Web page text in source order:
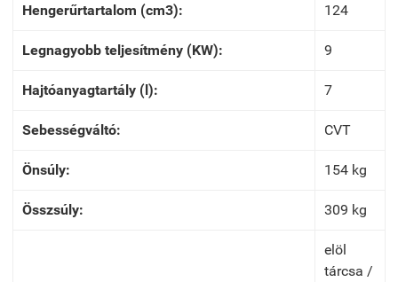
Hengerűrtartalom (cm3): 124
Legnagyobb teljesítmény (KW): 9
Hajtóanyagtartály (l): 7
Sebességváltó: CVT
Önsúly: 154 kg
Összsúly: 309 kg
elöl
tárcsa /